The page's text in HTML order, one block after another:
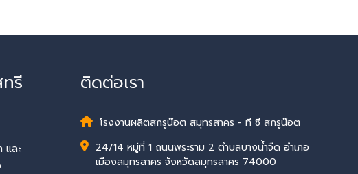
รี
และ
ติดต่อเรา
โรงงานผลิตสกรูน๊อต สมุทรสาคร - ที ซี สกรูน๊อต
24/14 หมู่ที่ 1 ถนนพระราม 2 ตำบลบางน้ำจืด อำเภอ
เมืองสมุทรสาคร จังหวัดสมุทรสาคร 74000